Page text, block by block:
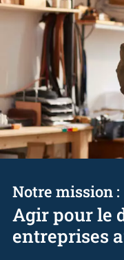
Agir pour le
entreprises
Notre mission :